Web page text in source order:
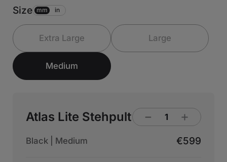
Size mm in
Extra Large Large
Medium
Atlas Lite Stehpult
Black | Medium €599